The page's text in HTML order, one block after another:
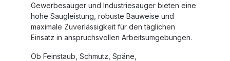
Gewerbesauger und Industriesauger bieten eine
hohe Saugleistung, robuste Bauweise und
maximale Zuverlässigkeit für den täglichen
Einsatz in anspruchsvollen Arbeitsumgebungen.
Ob Feinstaub, Schmutz, Späne,